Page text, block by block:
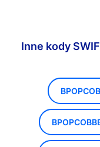
Inne kody